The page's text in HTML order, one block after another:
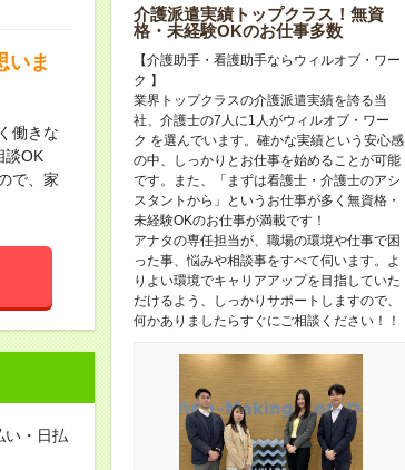
いま
働きな
談OK
で、家
・日払
介護派遣実績トップクラス！無資
格・未経験OKのお仕事多数
【介護助手・看護助手ならウィルオブ・ワー
ク 】
業界トップクラスの介護派遣実績を誇る当
社、介護士の7人に1人がウィルオブ・ワー
ク を選んでいます。確かな実績という安心感
の中、しっかりとお仕事を始めることが可能
です。また、「まずは看護士・介護士のアシ
スタントから」というお仕事が多く無資格・
未経験OKのお仕事が満載です！
アナタの専任担当が、職場の環境や仕事で困
った事、悩みや相談事をすべて伺います。よ
りよい環境でキャリアアップを目指していた
だけるよう、しっかりサポートしますので、
何かありましたらすぐにご相談ください！！